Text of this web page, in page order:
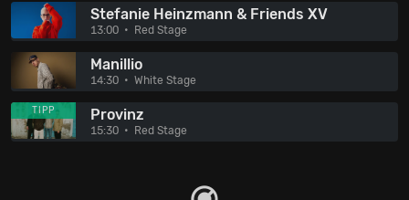
Stefanie Heinzmann & Friends XV
13:00 Red Stage
Manillio
14:30 White Stage
TIPP Provinz
15:30 Red Stage